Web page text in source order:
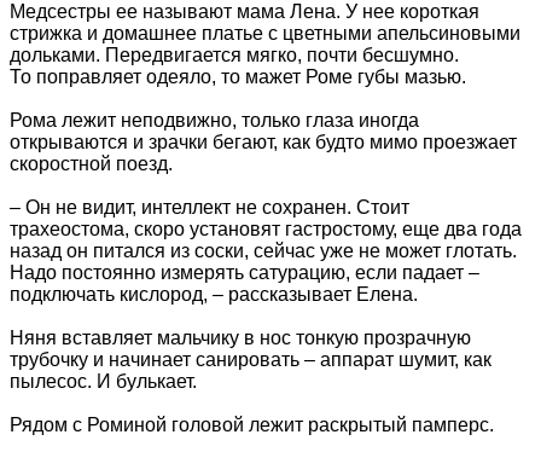
Медсестры ее называют мама Лена. У нее короткая
стрижка и домашнее платье с цветными апельсиновыми
дольками. Передвигается мягко, почти бесшумно.
То поправляет одеяло, то мажет Роме губы мазью.
Рома лежит неподвижно, только глаза иногда
открываются и зрачки бегают, как будто мимо проезжает
скоростной поезд.
– Он не видит, интеллект не сохранен. Стоит
трахеостома, скоро установят гастростому, еще два года
назад он питался из соски, сейчас уже не может глотать.
Надо постоянно измерять сатурацию, если падает –
подключать кислород, – рассказывает Елена.
Няня вставляет мальчику в нос тонкую прозрачную
трубочку и начинает санировать – аппарат шумит, как
пылесос. И булькает.
Рядом с Роминой головой лежит раскрытый памперс.